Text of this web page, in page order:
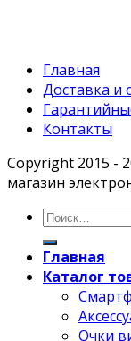
Главная
Доставка и
Контакты
Copyright 2015 -
магазин
Главная
Каталог
Очки